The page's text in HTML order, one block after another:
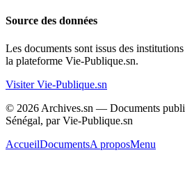
Source des données
Les documents sont issus des
la plateforme Vie-Publique.sn.
Visiter Vie-Publique.sn
© 2026 Archives.sn — Documents
Sénégal, par Vie-Publique.sn
AccueilDocumentsA proposMenu